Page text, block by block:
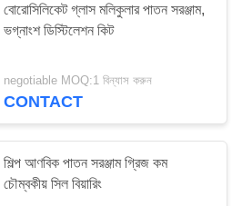
বোরোসিলিকেট গ্লাস মলিকুলার পাতন সরঞ্জাম,
ভগ্নাংশ ডিস্টিলেশন কিট
negotiable MOQ:1 বিন্যাস করুন
CONTACT
শিল্প আণবিক পাতন সরঞ্জাম গ্রিজ কম
চৌম্বকীয় সিল বিয়ারিং